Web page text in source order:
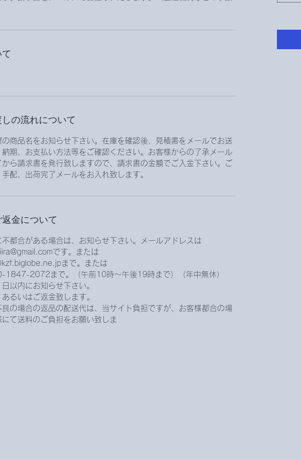
の流れについて
の商品名をお知らせ下さい。在庫を確認後、見積書をメールでお送
納期、お支払い方法等をご確認ください。お客様からの了承メール
から請求書を発行致しますので、請求書の金額でご入金下さい。ご
手配、出荷完了メールをお入れ致します。
金について
不都合がある場合は、お知らせ下さい。メールアドレスは
です。または
まで。または
1847-2072まで。（午前10時〜午後19時まで）（年中無休）
以内にお知らせ下さい。
るいはご返金致します。
良の場合の返品の配送代は、当サイト負担ですが、お客様都合の場
て送料のご負担をお願い致しま